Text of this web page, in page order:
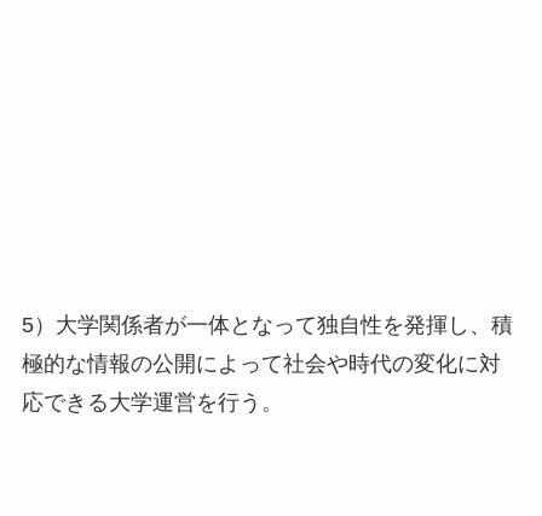
5）大学関係者が一体となって独自性を発揮し、積
極的な情報の公開によって社会や時代の変化に対
応できる大学運営を行う。